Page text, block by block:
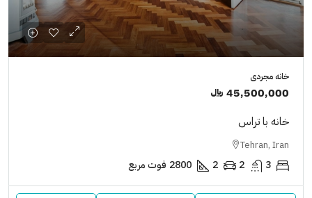
خانه مجردی
45,500,000 ﷼
خانه با تراس
Tehran, Iran
3
2
2
2800 فوت مربع